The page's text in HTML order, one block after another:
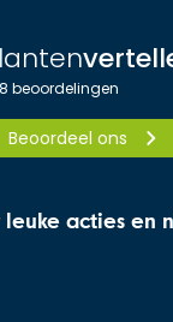
beoordelingen
Beoordeel ons
leuke acties en